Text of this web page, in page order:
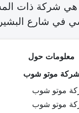
شركة ذات
شارع البشير صفر عدد
معلومات حول
شركة موتو شوب
موتو شوب
موتو شوب